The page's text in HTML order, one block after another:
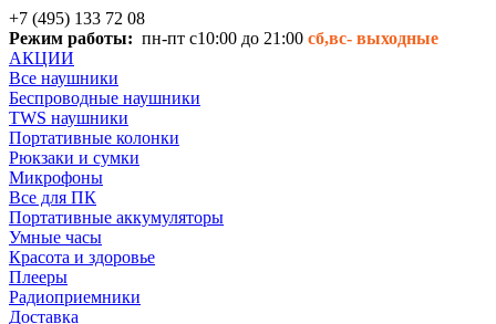
+7 (495) 133 72 08
Режим работы: пн-пт с10:00 до 21:00 сб,вс- выходные
АКЦИИ
Все наушники
Беспроводные наушники
TWS наушники
Портативные колонки
Рюкзаки и сумки
Микрофоны
Все для ПК
Портативные аккумуляторы
Умные часы
Красота и здоровье
Плееры
Радиоприемники
Доставка